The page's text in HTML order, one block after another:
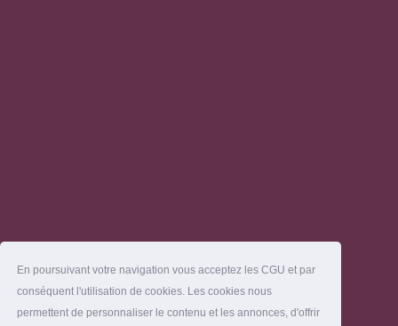
En poursuivant votre navigation vous acceptez les CGU et par
conséquent l'utilisation de cookies. Les cookies nous
permettent de personnaliser le contenu et les annonces, d'offrir